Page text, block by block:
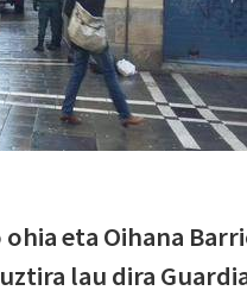
eta Oihana
lau dira